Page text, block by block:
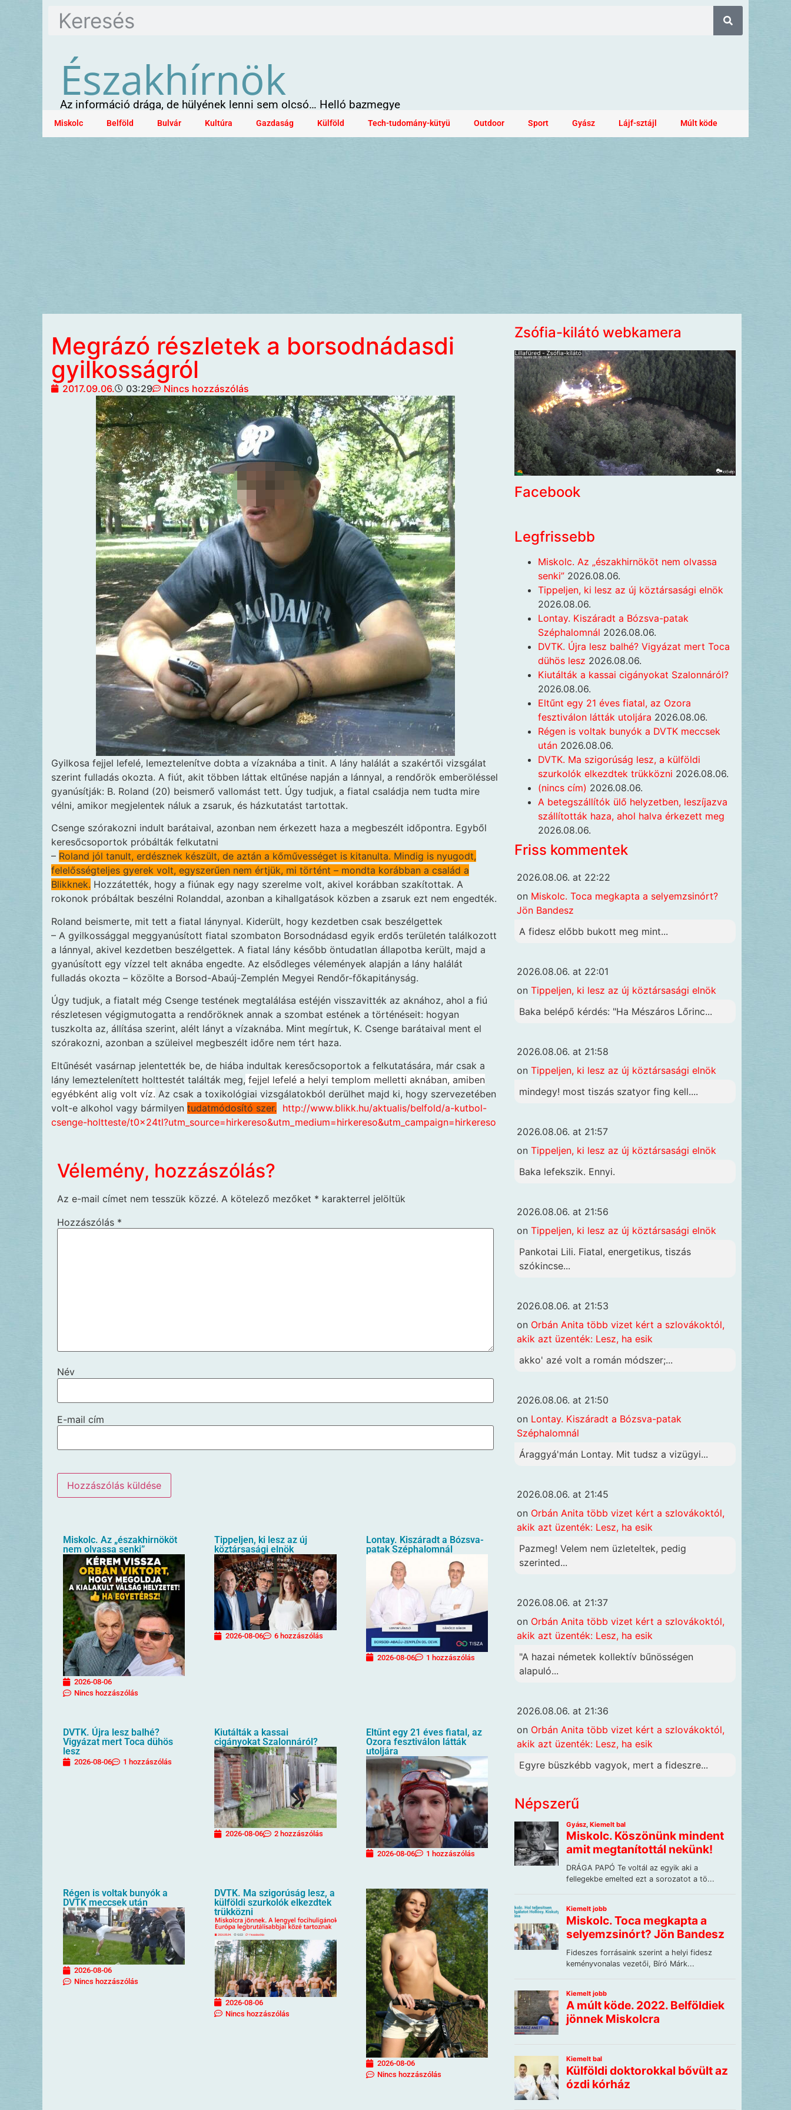
Északhírnök
Az információ drága, de hülyének lenni sem olcsó… Helló bazmegye
Miskolc Belföld Bulvár Kultúra Gazdaság Külföld Tech-tudomány-kütyü Outdoor Sport Gyász Lájf-sztájl Múlt köde
Megrázó részletek a borsodnádasdi
gyilkosságról
2017.09.06. 03:29 Nincs hozzászólás
Gyilkosa fejjel lefelé, lemeztelenítve dobta a vízaknába a tinit. A lány halálát a szakértői vizsgálat
szerint fulladás okozta. A fiút, akit többen láttak eltűnése napján a lánnyal, a rendőrök emberöléssel
gyanúsítják: B. Roland (20) beismerő vallomást tett. Úgy tudjuk, a fiatal családja nem tudta mire
vélni, amikor megjelentek náluk a zsaruk, és házkutatást tartottak.
Csenge szórakozni indult barátaival, azonban nem érkezett haza a megbeszélt időpontra. Egyből
keresőcsoportok próbálták felkutatni
– Roland jól tanult, erdésznek készült, de aztán a kőművességet is kitanulta. Mindig is nyugodt,
felelősségteljes gyerek volt, egyszerűen nem értjük, mi történt – mondta korábban a család a
Blikknek. Hozzátették, hogy a fiúnak egy nagy szerelme volt, akivel korábban szakítottak. A
rokonok próbáltak beszélni Rolanddal, azonban a kihallgatások közben a zsaruk ezt nem engedték.
Roland beismerte, mit tett a fiatal lánynyal. Kiderült, hogy kezdetben csak beszélgettek
– A gyilkossággal meggyanúsított fiatal szombaton Borsodnádasd egyik erdős területén találkozott
a lánnyal, akivel kezdetben beszélgettek. A fiatal lány később öntudatlan állapotba került, majd a
gyanúsított egy vízzel telt aknába engedte. Az elsődleges vélemények alapján a lány halálát
fulladás okozta – közölte a Borsod-Abaúj-Zemplén Megyei Rendőr-főkapitányság.
Úgy tudjuk, a fiatalt még Csenge testének megtalálása estéjén visszavitték az aknához, ahol a fiú
részletesen végigmutogatta a rendőröknek annak a szombat estének a történéseit: hogyan
tuszkolta az, állítása szerint, alélt lányt a vízaknába. Mint megírtuk, K. Csenge barátaival ment el
szórakozni, azonban a szüleivel megbeszélt időre nem tért haza.
Eltűnését vasárnap jelentették be, de hiába indultak keresőcsoportok a felkutatására, már csak a
lány lemeztelenített holttestét találták meg, fejjel lefelé a helyi templom melletti aknában, amiben
egyébként alig volt víz. Az csak a toxikológiai vizsgálatokból derülhet majd ki, hogy szervezeté­ben
volt-e alkohol vagy bármilyen tudatmódosító szer. http://www.blikk.hu/aktualis/belfold/a-kutbol-
csenge-holtteste/t0x24tl?utm_source=hirkereso&utm_medium=hirkereso&utm_campaign=hirkereso
Vélemény, hozzászólás?
Az e-mail címet nem tesszük közzé. A kötelező mezőket * karakterrel jelöltük
Hozzászólás *
Név
E-mail cím
Miskolc. Az „északhirnököt
nem olvassa senki”
2026-08-06
Nincs hozzászólás
Tippeljen, ki lesz az új
köztársasági elnök
2026-08-06 6 hozzászólás
Lontay. Kiszáradt a Bózsva-
patak Széphalomnál
2026-08-06 1 hozzászólás
DVTK. Újra lesz balhé?
Vigyázat mert Toca dühös
lesz
2026-08-06 1 hozzászólás
Kiutálták a kassai
cigányokat Szalonnáról?
2026-08-06 2 hozzászólás
Eltűnt egy 21 éves fiatal, az
Ozora fesztiválon látták
utoljára
2026-08-06 1 hozzászólás
Régen is voltak bunyók a
DVTK meccsek után
2026-08-06
Nincs hozzászólás
DVTK. Ma szigorúság lesz, a
külföldi szurkolók elkezdtek
trükközni
2026-08-06
Nincs hozzászólás
2026-08-06
Nincs hozzászólás
Zsófia-kilátó webkamera
Facebook
Legfrissebb
Miskolc. Az „északhirnököt nem olvassa
senki” 2026.08.06.
Tippeljen, ki lesz az új köztársasági elnök
2026.08.06.
Lontay. Kiszáradt a Bózsva-patak
Széphalomnál 2026.08.06.
DVTK. Újra lesz balhé? Vigyázat mert Toca
dühös lesz 2026.08.06.
Kiutálták a kassai cigányokat Szalonnáról?
2026.08.06.
Eltűnt egy 21 éves fiatal, az Ozora
fesztiválon látták utoljára 2026.08.06.
Régen is voltak bunyók a DVTK meccsek
után 2026.08.06.
DVTK. Ma szigorúság lesz, a külföldi
szurkolók elkezdtek trükközni 2026.08.06.
(nincs cím) 2026.08.06.
A betegszállítók ülő helyzetben, leszíjazva
szállították haza, ahol halva érkezett meg
2026.08.06.
Friss kommentek
2026.08.06. at 22:22
on Miskolc. Toca megkapta a selyemzsinórt?
Jön Bandesz
A fidesz előbb bukott meg mint...
2026.08.06. at 22:01
on Tippeljen, ki lesz az új köztársasági elnök
Baka belépő kérdés: "Ha Mészáros Lőrinc...
2026.08.06. at 21:58
on Tippeljen, ki lesz az új köztársasági elnök
mindegy! most tiszás szatyor fing kell....
2026.08.06. at 21:57
on Tippeljen, ki lesz az új köztársasági elnök
Baka lefekszik. Ennyi.
2026.08.06. at 21:56
on Tippeljen, ki lesz az új köztársasági elnök
Pankotai Lili. Fiatal, energetikus, tiszás
szókincse...
2026.08.06. at 21:53
on Orbán Anita több vizet kért a szlovákoktól,
akik azt üzenték: Lesz, ha esik
akko' azé volt a román módszer;...
2026.08.06. at 21:50
on Lontay. Kiszáradt a Bózsva-patak
Széphalomnál
Áraggyá'mán Lontay. Mit tudsz a vizügyi...
2026.08.06. at 21:45
on Orbán Anita több vizet kért a szlovákoktól,
akik azt üzenték: Lesz, ha esik
Pazmeg! Velem nem üzleteltek, pedig
szerinted...
2026.08.06. at 21:37
on Orbán Anita több vizet kért a szlovákoktól,
akik azt üzenték: Lesz, ha esik
"A hazai németek kollektív bűnösségen
alapuló...
2026.08.06. at 21:36
on Orbán Anita több vizet kért a szlovákoktól,
akik azt üzenték: Lesz, ha esik
Egyre büszkébb vagyok, mert a fideszre...
Népszerű